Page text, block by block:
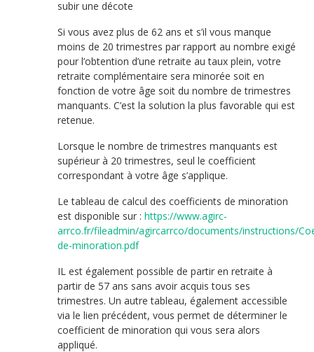
subir une décote
Si vous avez plus de 62 ans et s’il vous manque
moins de 20 trimestres par rapport au nombre exigé
pour l’obtention d’une retraite au taux plein, votre
retraite complémentaire sera minorée soit en
fonction de votre âge soit du nombre de trimestres
manquants. C’est la solution la plus favorable qui est
retenue.
Lorsque le nombre de trimestres manquants est
supérieur à 20 trimestres, seul le coefficient
correspondant à votre âge s’applique.
Le tableau de calcul des coefficients de minoration
est disponible sur :https://www.agirc-
arrco.fr/fileadmin/agircarrco/documents/instructions/
de-minoration.pdf
IL est également possible de partir en retraite à
partir de 57 ans sans avoir acquis tous ses
trimestres. Un autre tableau, également accessible
via le lien précédent, vous permet de déterminer le
coefficient de minoration qui vous sera alors
appliqué.